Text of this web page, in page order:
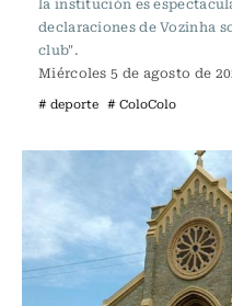
declaraciones de Vozinha
club".
Miércoles 5 de agosto de
# deporte # ColoColo